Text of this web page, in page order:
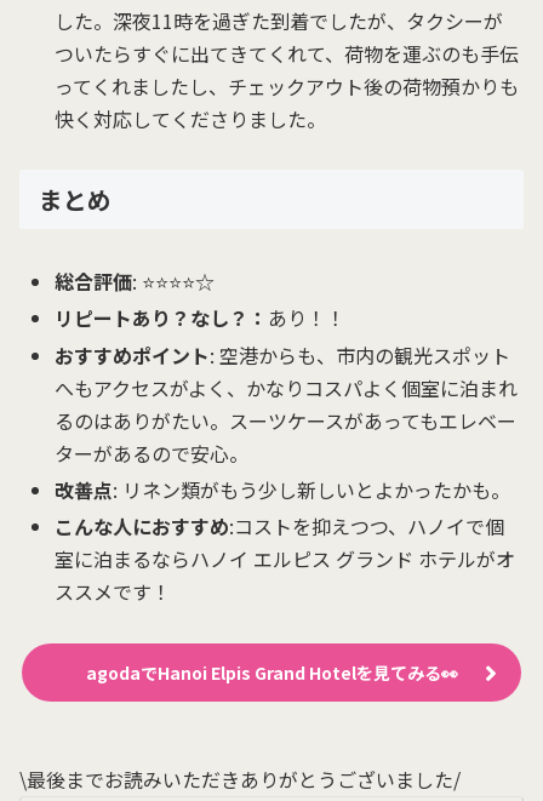
した。深夜11時を過ぎた到着でしたが、タクシーが
ついたらすぐに出てきてくれて、荷物を運ぶのも手伝
ってくれましたし、チェックアウト後の荷物預かりも
快く対応してくださりました。
まとめ
総合評価: ⭐️⭐️⭐️⭐️☆
リピートあり？なし？： あり！！
おすすめポイント: 空港からも、市内の観光スポット
へもアクセスがよく、かなりコスパよく個室に泊まれ
るのはありがたい。スーツケースがあってもエレベー
ターがあるので安心。
改善点: リネン類がもう少し新しいとよかったかも。
こんな人におすすめ:コストを抑えつつ、ハノイで個
室に泊まるならハノイ エルピス グランド ホテルがオ
ススメです！
agodaでHanoi Elpis Grand Hotelを見てみる👀
\最後までお読みいただきありがとうございました/